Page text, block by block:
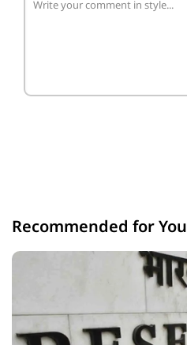
Recommended for You